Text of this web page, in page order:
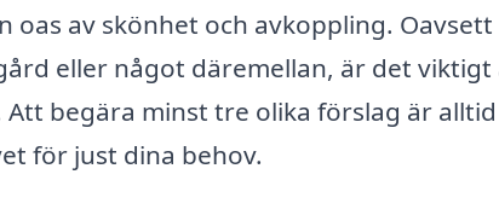
av skönhet och avkoppling. Oavsett
eller något däremellan, är det viktigt
begära minst tre olika förslag är
för just dina behov.